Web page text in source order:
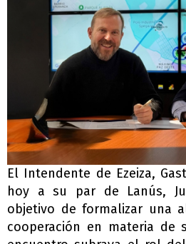
El Intendente de Ezeiza,
hoy a su par de Lanús,
objetivo de formalizar una
cooperación en materia de